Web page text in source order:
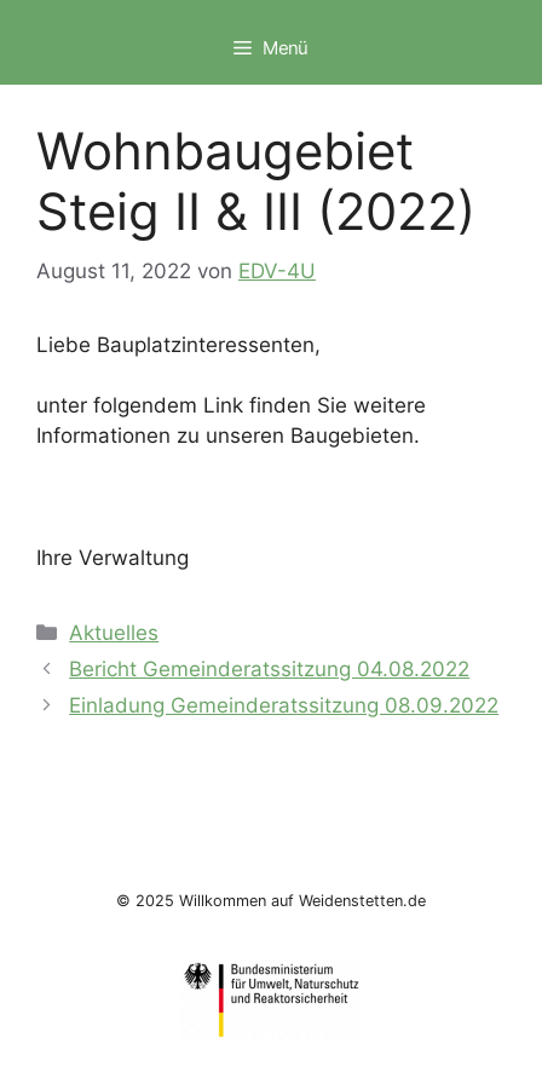
Menü
Wohnbaugebiet
Steig II & III (2022)
August 11, 2022 von EDV-4U
Liebe Bauplatzinteressenten,
unter folgendem Link finden Sie weitere
Informationen zu unseren Baugebieten.
Ihre Verwaltung
Kategorien
Aktuelles
Bericht Gemeinderatssitzung 04.08.2022
Einladung Gemeinderatssitzung 08.09.2022
© 2025 Willkommen auf Weidenstetten.de